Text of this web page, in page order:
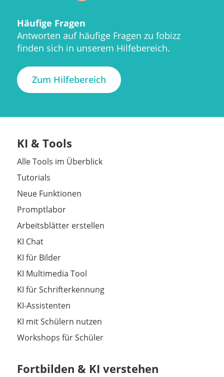
Häufige Fragen
Antworten auf häufige Fragen zu fobizz
finden sich in unserem Hilfebereich.
Zum Hilfebereich
KI & Tools
Alle Tools im Überblick
Tutorials
Neue Funktionen
Promptlabor
Arbeitsblätter erstellen
KI Chat
KI für Bilder
KI Multimedia Tool
KI für Schrifterkennung
KI-Assistenten
KI mit Schülern nutzen
Workshops für Schüler
Fortbilden & KI verstehen